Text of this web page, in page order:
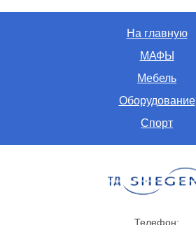
На главную
МАФЫ
Мебель
Оборудование
Спорт
Телефон: